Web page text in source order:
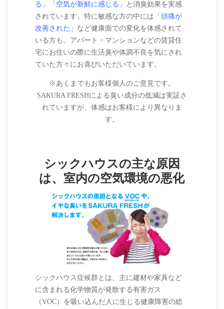
る」「空気が新鮮に感じる」
と消臭効果を実感
されています。特に敏感な方の中には 「頭痛が
改善された」 など健康面での変化を体感されて
いる方も。アパート・マンションなどの賃貸住
宅にお住いの際に生活臭や体調不良を気にされ
ていた方々にお喜びいただいています。
※あくまでもお客様個人のご意見です。
SAKURA FRESHによる臭い成分の低減は実証さ
れていますが、体感はお客様により異なりま
す。
シックハウスの主な原因
は、室内の空気環境の悪化
シックハウス症候群とは、主に建材や家具など
に含まれる化学物質が発散する有害ガス
（VOC）を吸い込んだ人に生じる健康障害の総